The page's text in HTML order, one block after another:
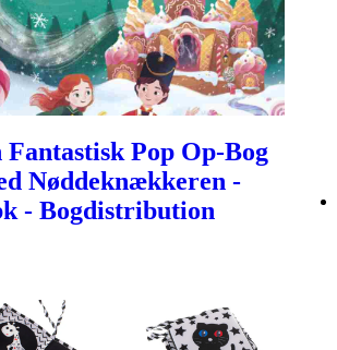
Fantastisk Pop Op-Bog
Nøddeknækkeren -
- Bogdistribution